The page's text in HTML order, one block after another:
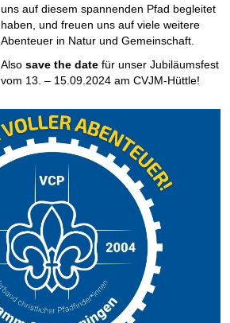
uns auf diesem spannenden Pfad begleitet
haben, und freuen uns auf viele weitere
Abenteuer in Natur und Gemeinschaft.
Also save the datefür unser Jubiläumsfest
vom 13. – 15.09.2024 am CVJM-Hüttle!